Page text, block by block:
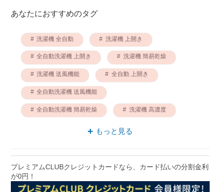
あなたにおすすめのタグ
洗濯機 全自動 洗濯機 上開き
全自動洗濯機 上開き 洗濯機 簡易乾燥
洗濯機 送風機能 全自動 上開き
全自動洗濯機 送風機能
全自動洗濯機 簡易乾燥 洗濯機 高濃度
もっと見る
プレミアムCLUBクレジットカードなら、カード払いの分割金利
が0円！